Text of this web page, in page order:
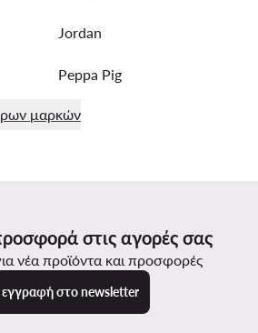
Jordan
Peppa Pig
μαρκών
στις αγορές σας
νέα προϊόντα και προσφορές
εγγραφή στο newsletter